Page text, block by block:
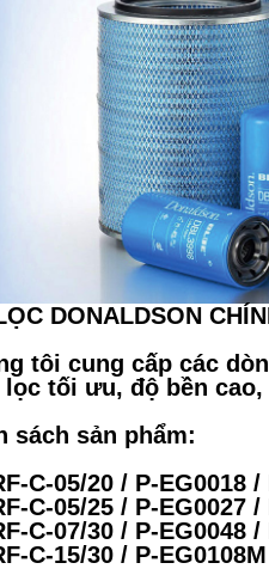
DONALDSON
tôi cung cấp các
lọc tối ưu, độ bền
sách sản phẩm:
C-05/20 / P-EG0018
C-05/25 / P-EG0027
C-07/30 / P-EG0048
C-15/30 / P-